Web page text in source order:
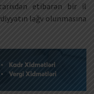
tarixdən etibarən bir il
ləğv olunmasına